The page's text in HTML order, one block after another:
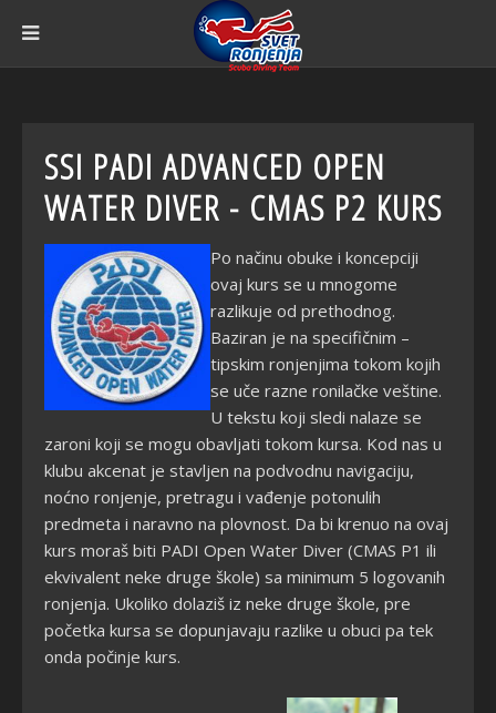
SSI PADI ADVANCED OPEN
WATER DIVER - CMAS P2 KURS
Po načinu obuke i koncepciji
ovaj kurs se u mnogome
razlikuje od prethodnog.
Baziran je na specifičnim –
tipskim ronjenjima tokom kojih
se uče razne ronilačke veštine.
U tekstu koji sledi nalaze se
zaroni koji se mogu obavljati tokom kursa. Kod nas u
klubu akcenat je stavljen na podvodnu navigaciju,
noćno ronjenje, pretragu i vađenje potonulih
predmeta i naravno na plovnost. Da bi krenuo na ovaj
kurs moraš biti PADI Open Water Diver (CMAS P1 ili
ekvivalent neke druge škole) sa minimum 5 logovanih
ronjenja. Ukoliko dolaziš iz neke druge škole, pre
početka kursa se dopunjavaju razlike u obuci pa tek
onda počinje kurs.